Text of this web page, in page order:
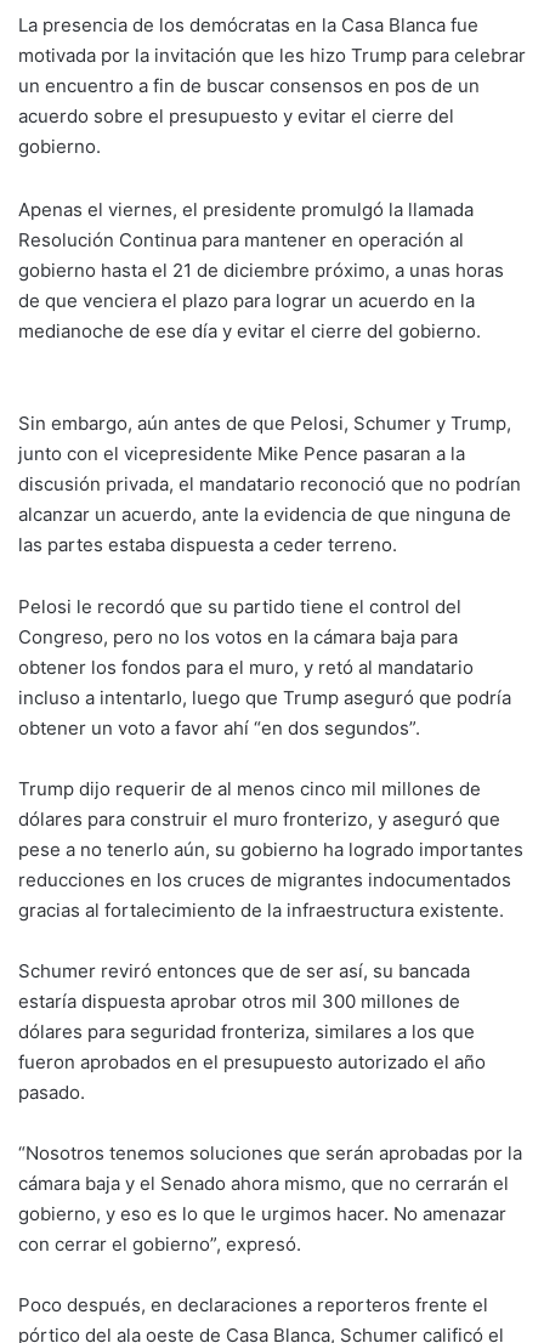
La presencia de los demócratas en la Casa Blanca fue
motivada por la invitación que les hizo Trump para celebrar
un encuentro a fin de buscar consensos en pos de un
acuerdo sobre el presupuesto y evitar el cierre del
gobierno.
Apenas el viernes, el presidente promulgó la llamada
Resolución Continua para mantener en operación al
gobierno hasta el 21 de diciembre próximo, a unas horas
de que venciera el plazo para lograr un acuerdo en la
medianoche de ese día y evitar el cierre del gobierno.
Sin embargo, aún antes de que Pelosi, Schumer y Trump,
junto con el vicepresidente Mike Pence pasaran a la
discusión privada, el mandatario reconoció que no podrían
alcanzar un acuerdo, ante la evidencia de que ninguna de
las partes estaba dispuesta a ceder terreno.
Pelosi le recordó que su partido tiene el control del
Congreso, pero no los votos en la cámara baja para
obtener los fondos para el muro, y retó al mandatario
incluso a intentarlo, luego que Trump aseguró que podría
obtener un voto a favor ahí “en dos segundos”.
Trump dijo requerir de al menos cinco mil millones de
dólares para construir el muro fronterizo, y aseguró que
pese a no tenerlo aún, su gobierno ha logrado importantes
reducciones en los cruces de migrantes indocumentados
gracias al fortalecimiento de la infraestructura existente.
Schumer reviró entonces que de ser así, su bancada
estaría dispuesta aprobar otros mil 300 millones de
dólares para seguridad fronteriza, similares a los que
fueron aprobados en el presupuesto autorizado el año
pasado.
“Nosotros tenemos soluciones que serán aprobadas por la
cámara baja y el Senado ahora mismo, que no cerrarán el
gobierno, y eso es lo que le urgimos hacer. No amenazar
con cerrar el gobierno”, expresó.
Poco después, en declaraciones a reporteros frente el
pórtico del ala oeste de Casa Blanca, Schumer calificó el